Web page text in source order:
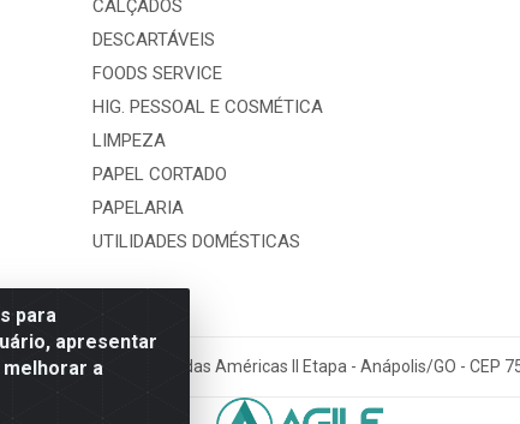
para
apresentar
a
CALÇADOS
DESCARTÁVEIS
FOODS SERVICE
HIG. PESSOAL E COSMÉTICA
LIMPEZA
PAPEL CORTADO
PAPELARIA
UTILIDADES DOMÉSTICAS
nº 3860, Jardim das Américas II Etapa - Anápolis/GO - CEP